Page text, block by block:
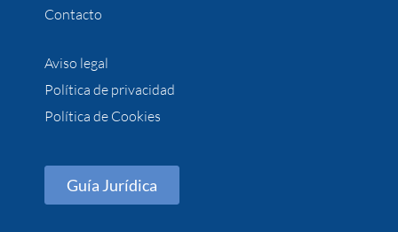
Contacto
Aviso legal
Política de privacidad
Política de Cookies
Guía Jurídica